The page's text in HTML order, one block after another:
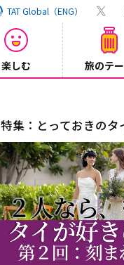
TAT Global（ENG）
楽しむ 旅のテ
特集：とっておきのタ